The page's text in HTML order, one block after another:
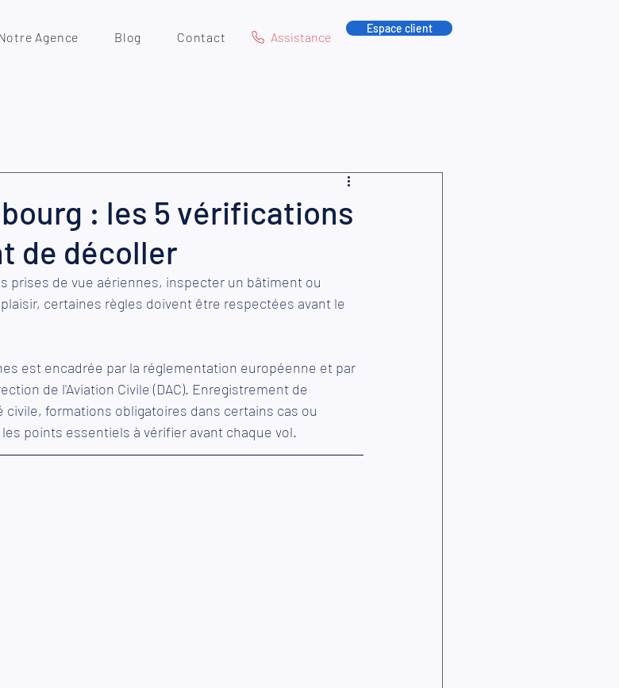
Agence Blog Contact Assistance
Espace client
: les 5 vérifications
de décoller
prises de vue aériennes, inspecter un bâtiment ou
certaines règles doivent être respectées avant le
est encadrée par la réglementation européenne et par
de l'Aviation Civile (DAC). Enregistrement de
formations obligatoires dans certains cas ou
points essentiels à vérifier avant chaque vol.